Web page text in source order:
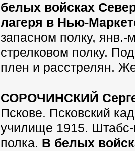
белых войсках
лагеря в Нью-
запасном полку, янв.-
стрелковом полку.
плен и расстрелян.
СОРОЧИНСКИЙ
Пскове. Псковский
училище 1915. Штабс-
полка. В белых